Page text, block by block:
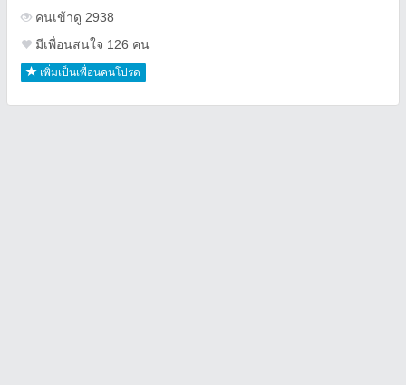
คนเข้าดู 2938
มีเพื่อนสนใจ 126 คน
เพิ่มเป็นเพื่อนคนโปรด